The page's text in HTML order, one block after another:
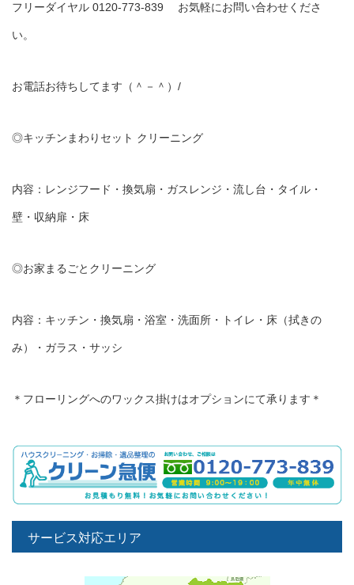
フリーダイヤル 0120-773-839 お気軽にお問い合わせくださ
い。
お電話お待ちしてます（＾－＾）/
◎キッチンまわりセット クリーニング
内容：レンジフード・換気扇・ガスレンジ・流し台・タイル・
壁・収納扉・床
◎お家まるごとクリーニング
内容：キッチン・換気扇・浴室・洗面所・トイレ・床（拭きの
み）・ガラス・サッシ
＊フローリングへのワックス掛けはオプションにて承ります＊
サービス対応エリア